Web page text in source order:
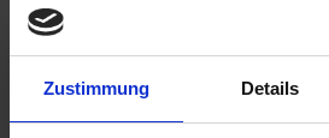
Zustimmung Details
20 - 29 Jahre